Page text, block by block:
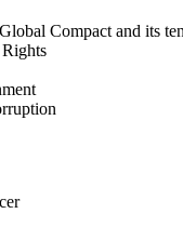
Compact and its